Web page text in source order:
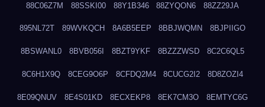
88C06Z7M 88SSKI00 88Y1B346 88ZYQON6 88ZZ29JA
895NL72T 89WVKQCH 8A6B5EEP 8BBJWQMN 8BJPIIGO
8BSWANL0 8BVB056I 8BZT9YKF 8BZZZWSD 8C2C6QL5
8C6H1X9Q 8CEG9O6P 8CFDQ2M4 8CUCG2I2 8D8ZOZI4
8E09QNUV 8E4S01KD 8ECXEKP8 8EK7CM3O 8EMTYC6G